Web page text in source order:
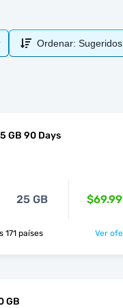
Ordenar: Sugeridos
GB 90 Days
25 GB $69.99
mais 171 países Ver
GB